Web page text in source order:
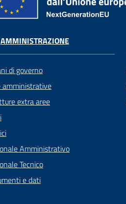
AMMINISTRAZIONE
di governo
amministrative
extra aree
Amministrativo
Tecnico
e dati